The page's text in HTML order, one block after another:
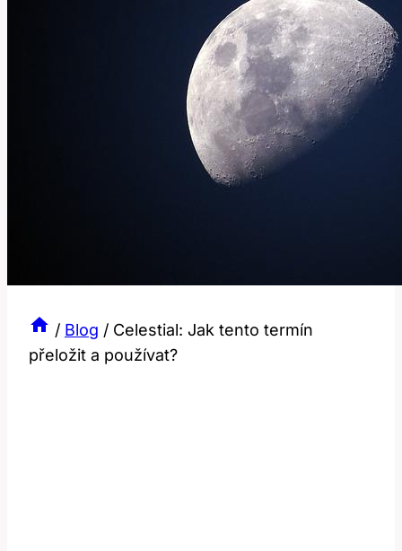
/ Blog / Celestial: Jak tento termín
přeložit a používat?